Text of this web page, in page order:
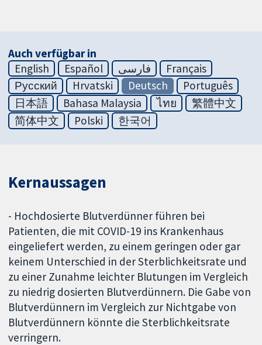
Auch verfügbar in
English
Español فارسی
Français
Русский
Hrvatski Deutsch
Português
日本語
Bahasa Malaysia ไทย
繁體中文
简体中文
Polski 한국어
Kernaussagen
- Hochdosierte Blutverdünner führen bei
Patienten, die mit COVID-19 ins Krankenhaus
eingeliefert werden, zu einem geringen oder gar
keinem Unterschied in der Sterblichkeitsrate und
zu einer Zunahme leichter Blutungen im Vergleich
zu niedrig dosierten Blutverdünnern. Die Gabe von
Blutverdünnern im Vergleich zur Nichtgabe von
Blutverdünnern könnte die Sterblichkeitsrate
verringern.